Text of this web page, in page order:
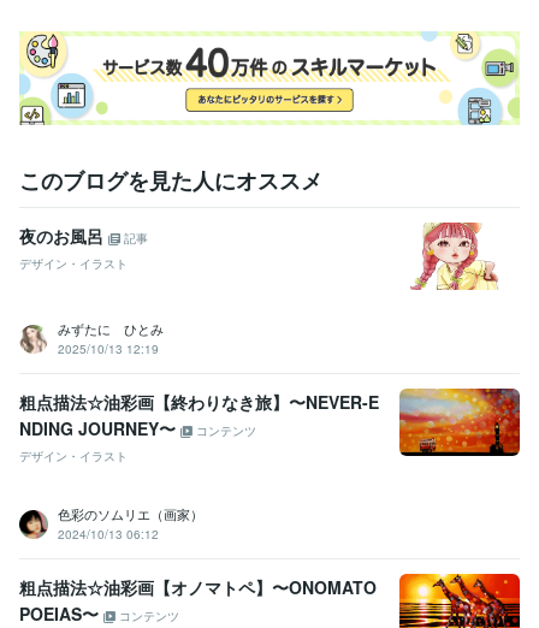
このブログを見た人にオススメ
夜のお風呂
記事
デザイン・イラスト
みずたに ひとみ
2025/10/13 12:19
粗点描法☆油彩画【終わりなき旅】〜NEVER-E
NDING JOURNEY〜
コンテンツ
デザイン・イラスト
色彩のソムリエ（画家）
2024/10/13 06:12
粗点描法☆油彩画【オノマトペ】〜ONOMATO
POEIAS〜
コンテンツ